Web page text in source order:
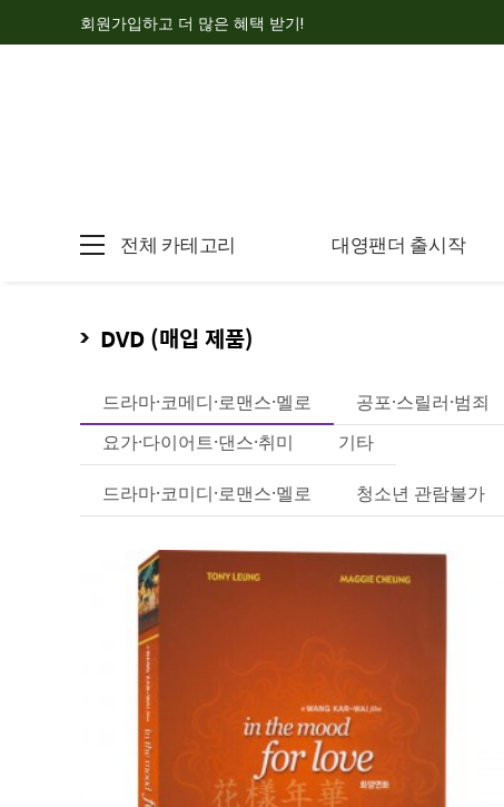
회원가입하고 더 많은 혜택 받기!
전체 카테고리 대영팬더 출시작
DVD (매입 제품)
드라마·코메디·로맨스·멜로 공포·스릴러·범죄
요가·다이어트·댄스·취미
기타
드라마·코미디·로맨스·멜로 청소년 관람불가